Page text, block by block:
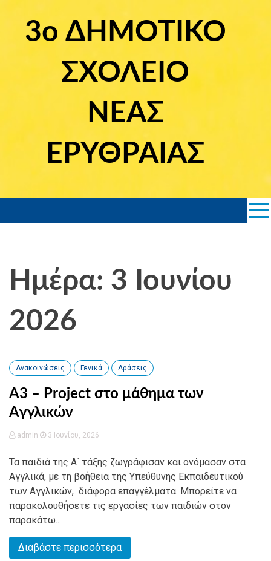
content3ο ΔΗΜΟΤΙΚΟ
ΣΧΟΛΕΙΟ
ΝΕΑΣ
ΕΡΥΘΡΑΙΑΣ
Ημέρα: 3 Ιουνίου
2026
Ανακοινώσεις Γενικά Δράσεις
A3 – Project στο μάθημα των
Αγγλικών
admin 3 Ιουνίου, 2026
Τα παιδιά της Α΄ τάξης ζωγράφισαν και ονόμασαν στα
Αγγλικά, με τη βοήθεια της Υπεύθυνης Εκπαιδευτικού
των Αγγλικών, διάφορα επαγγέλματα. Μπορείτε να
παρακολουθήσετε τις εργασίες των παιδιών στον
παρακάτω...
Διαβάστε περισσότερα